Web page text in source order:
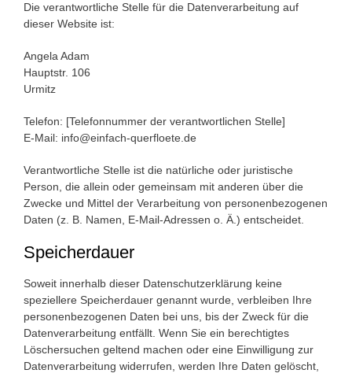
Die verantwortliche Stelle für die Datenverarbeitung auf
dieser Website ist:
Angela Adam
Hauptstr. 106
Urmitz
Telefon: [Telefonnummer der verantwortlichen Stelle]
E-Mail: info@einfach-querfloete.de
Verantwortliche Stelle ist die natürliche oder juristische
Person, die allein oder gemeinsam mit anderen über die
Zwecke und Mittel der Verarbeitung von personenbezogenen
Daten (z. B. Namen, E-Mail-Adressen o. Ä.) entscheidet.
Speicherdauer
Soweit innerhalb dieser Datenschutzerklärung keine
speziellere Speicherdauer genannt wurde, verbleiben Ihre
personenbezogenen Daten bei uns, bis der Zweck für die
Datenverarbeitung entfällt. Wenn Sie ein berechtigtes
Löschersuchen geltend machen oder eine Einwilligung zur
Datenverarbeitung widerrufen, werden Ihre Daten gelöscht,